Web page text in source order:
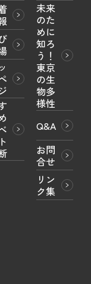
未来
のた
めに
知ろ
う！
東京
の生
物多
様性
Q&A
お問
合せ
リン
ク集